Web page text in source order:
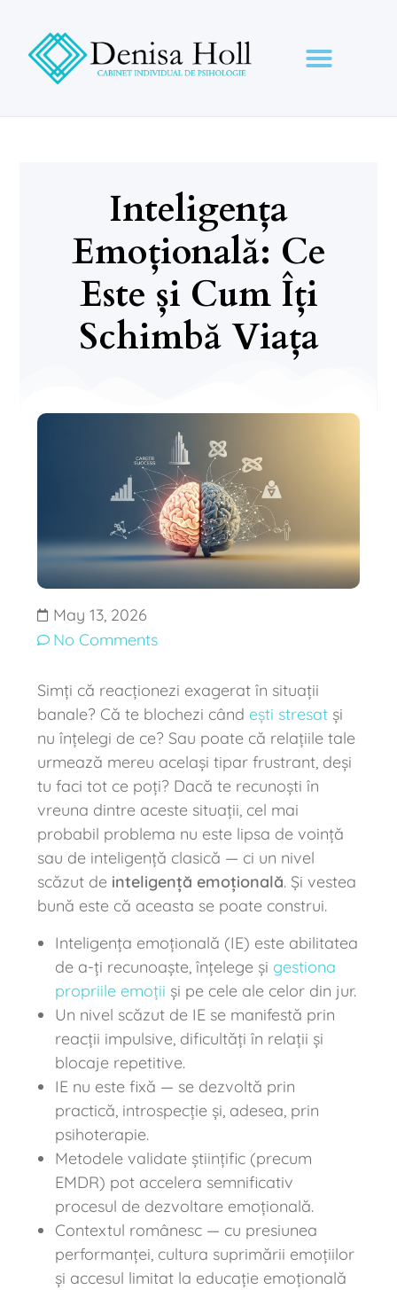
Inteligența
Emoțională: Ce
Este și Cum Îți
Schimbă Viața
May 13, 2026
No Comments
Simți că reacționezi exagerat în situații
banale? Că te blochezi când ești stresat și
nu înțelegi de ce? Sau poate că relațiile tale
urmează mereu același tipar frustrant, deși
tu faci tot ce poți? Dacă te recunoști în
vreuna dintre aceste situații, cel mai
probabil problema nu este lipsa de voință
sau de inteligență clasică — ci un nivel
scăzut de inteligență emoțională. Și vestea
bună este că aceasta se poate construi.
Inteligența emoțională (IE) este abilitatea
de a-ți recunoaște, înțelege și gestiona
propriile emoții și pe cele ale celor din jur.
Un nivel scăzut de IE se manifestă prin
reacții impulsive, dificultăți în relații și
blocaje repetitive.
IE nu este fixă — se dezvoltă prin
practică, introspecție și, adesea, prin
psihoterapie.
Metodele validate științific (precum
EMDR) pot accelera semnificativ
procesul de dezvoltare emoțională.
Contextul românesc — cu presiunea
performanței, cultura suprimării emoțiilor
și accesul limitat la educație emoțională